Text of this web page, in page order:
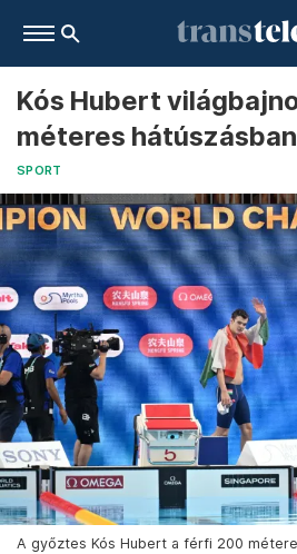
Kós Hubert
méteres hátúszásban
SPORT
A győztes Kós Hubert a férfi 200